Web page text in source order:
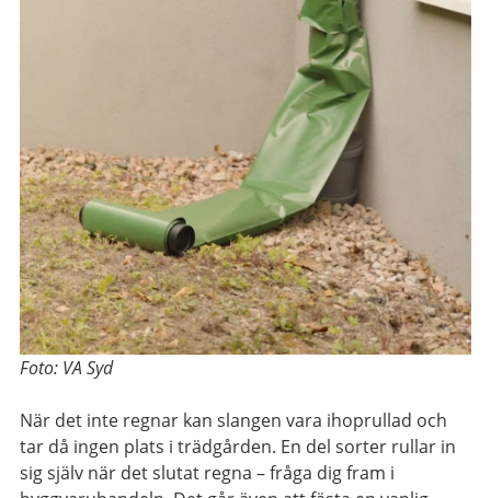
Foto: VA Syd
När det inte regnar kan slangen vara ihoprullad och
tar då ingen plats i trädgården. En del sorter rullar in
sig själv när det slutat regna – fråga dig fram i